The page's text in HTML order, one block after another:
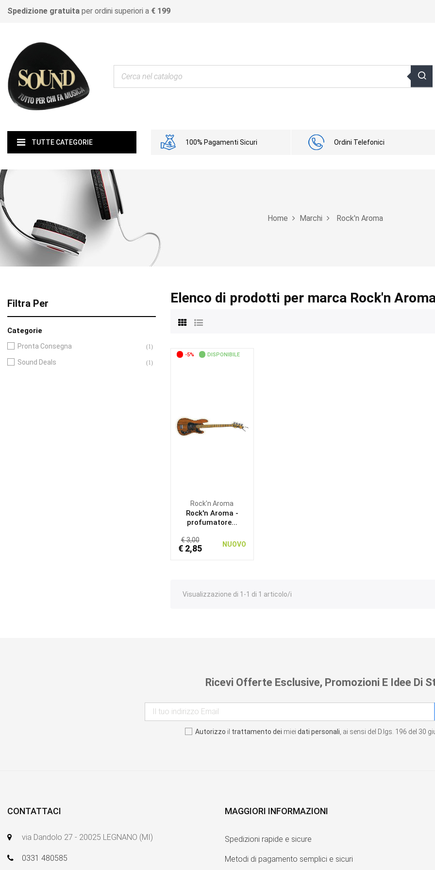
Spedizione gratuita per ordini superiori a € 199
TUTTE CATEGORIE 100% Pagamenti Sicuri Ordini Telefonici
Home Marchi Rock'n Aroma
Filtra Per
Categorie
Pronta Consegna (1)
Sound Deals (1)
Elenco di prodotti per marca Rock'n
-5% DISPONIBILE
Rock'n Aroma
Rock'n Aroma -
profumatore...
€ 3,00
€ 2,85 NUOVO
Visualizzazione di 1-1 di 1 articolo/i
Ricevi Offerte Esclusive, Promozioni E Idee Di
Autorizzo il trattamento dei miei dati personali , ai sensi del D.lgs. 196 del 30
CONTATTACI
via Dandolo 27 - 20025 LEGNANO (MI)
0331 480585
MAGGIORI INFORMAZIONI
Spedizioni rapide e sicure
Metodi di pagamento semplici e sicuri